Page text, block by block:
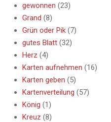
gewonnen (23)
Grand (8)
Grün oder Pik (7)
gutes Blatt (32)
Herz (4)
Karten aufnehmen (16)
Karten geben (5)
Kartenverteilung (57)
König (1)
Kreuz (8)